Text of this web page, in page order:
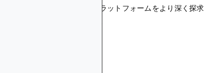
し、最高の暗号クエストプラットフォームをより深く探求